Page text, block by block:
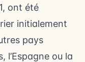
ont été
initialement
pays
l’Espagne ou la